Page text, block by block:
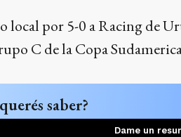
local por 5-0 a Racing de
C de la Copa
saber?
Dame un